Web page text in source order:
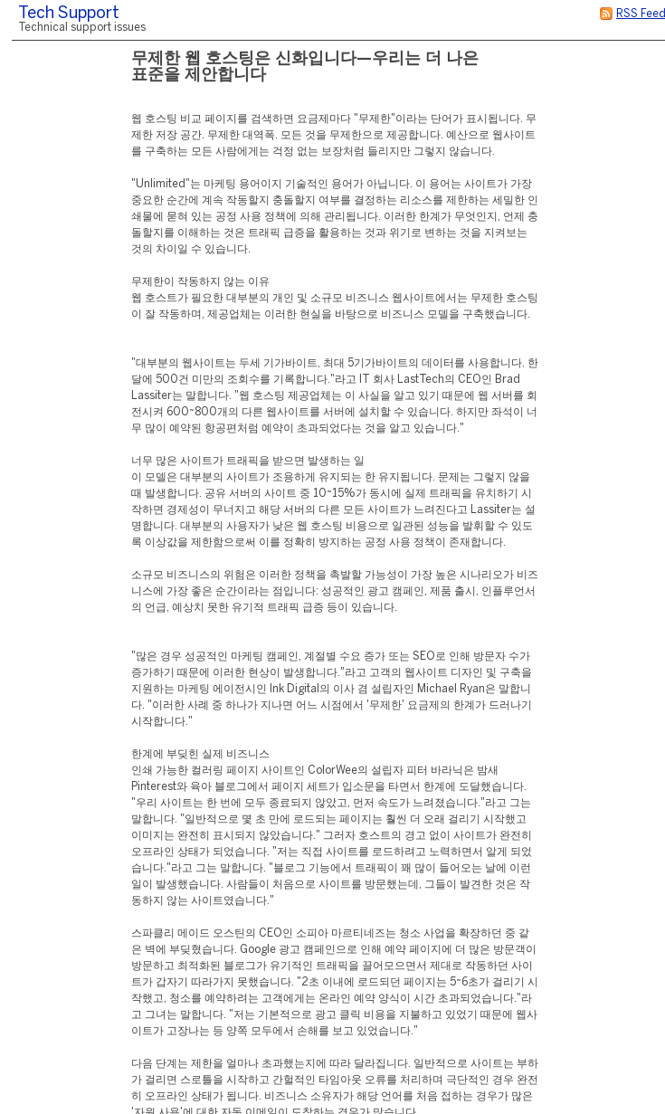
RSS Feed
Tech Support
Technical support issues
무제한 웹 호스팅은 신화입니다—우리는 더 나은
표준을 제안합니다
웹 호스팅 비교 페이지를 검색하면 요금제마다 "무제한"이라는 단어가 표시됩니다. 무
제한 저장 공간. 무제한 대역폭. 모든 것을 무제한으로 제공합니다. 예산으로 웹사이트
를 구축하는 모든 사람에게는 걱정 없는 보장처럼 들리지만 그렇지 않습니다.
"Unlimited"는 마케팅 용어이지 기술적인 용어가 아닙니다. 이 용어는 사이트가 가장
중요한 순간에 계속 작동할지 충돌할지 여부를 결정하는 리소스를 제한하는 세밀한 인
쇄물에 묻혀 있는 공정 사용 정책에 의해 관리됩니다. 이러한 한계가 무엇인지, 언제 충
돌할지를 이해하는 것은 트래픽 급증을 활용하는 것과 위기로 변하는 것을 지켜보는
것의 차이일 수 있습니다.
무제한이 작동하지 않는 이유
웹 호스트가 필요한 대부분의 개인 및 소규모 비즈니스 웹사이트에서는 무제한 호스팅
이 잘 작동하며, 제공업체는 이러한 현실을 바탕으로 비즈니스 모델을 구축했습니다.
"대부분의 웹사이트는 두세 기가바이트, 최대 5기가바이트의 데이터를 사용합니다. 한
달에 500건 미만의 조회수를 기록합니다."라고 IT 회사 LastTech의 CEO인 Brad
Lassiter는 말합니다. "웹 호스팅 제공업체는 이 사실을 알고 있기 때문에 웹 서버를 회
전시켜 600~800개의 다른 웹사이트를 서버에 설치할 수 있습니다. 하지만 좌석이 너
무 많이 예약된 항공편처럼 예약이 초과되었다는 것을 알고 있습니다."
너무 많은 사이트가 트래픽을 받으면 발생하는 일
이 모델은 대부분의 사이트가 조용하게 유지되는 한 유지됩니다. 문제는 그렇지 않을
때 발생합니다. 공유 서버의 사이트 중 10~15%가 동시에 실제 트래픽을 유치하기 시
작하면 경제성이 무너지고 해당 서버의 다른 모든 사이트가 느려진다고 Lassiter는 설
명합니다. 대부분의 사용자가 낮은 웹 호스팅 비용으로 일관된 성능을 발휘할 수 있도
록 이상값을 제한함으로써 이를 정확히 방지하는 공정 사용 정책이 존재합니다.
소규모 비즈니스의 위험은 이러한 정책을 촉발할 가능성이 가장 높은 시나리오가 비즈
니스에 가장 좋은 순간이라는 점입니다: 성공적인 광고 캠페인, 제품 출시, 인플루언서
의 언급, 예상치 못한 유기적 트래픽 급증 등이 있습니다.
"많은 경우 성공적인 마케팅 캠페인, 계절별 수요 증가 또는 SEO로 인해 방문자 수가
증가하기 때문에 이러한 현상이 발생합니다."라고 고객의 웹사이트 디자인 및 구축을
지원하는 마케팅 에이전시인 Ink Digital의 이사 겸 설립자인 Michael Ryan은 말합니
다. "이러한 사례 중 하나가 지나면 어느 시점에서 '무제한' 요금제의 한계가 드러나기
시작합니다."
한계에 부딪힌 실제 비즈니스
인쇄 가능한 컬러링 페이지 사이트인 ColorWee의 설립자 피터 바라닉은 밤새
Pinterest와 육아 블로그에서 페이지 세트가 입소문을 타면서 한계에 도달했습니다.
"우리 사이트는 한 번에 모두 종료되지 않았고, 먼저 속도가 느려졌습니다."라고 그는
말합니다. "일반적으로 몇 초 만에 로드되는 페이지는 훨씬 더 오래 걸리기 시작했고
이미지는 완전히 표시되지 않았습니다." 그러자 호스트의 경고 없이 사이트가 완전히
오프라인 상태가 되었습니다. "저는 직접 사이트를 로드하려고 노력하면서 알게 되었
습니다."라고 그는 말합니다. "블로그 기능에서 트래픽이 꽤 많이 들어오는 날에 이런
일이 발생했습니다. 사람들이 처음으로 사이트를 방문했는데, 그들이 발견한 것은 작
동하지 않는 사이트였습니다."
스파클리 메이드 오스틴의 CEO인 소피아 마르티네즈는 청소 사업을 확장하던 중 같
은 벽에 부딪혔습니다. Google 광고 캠페인으로 인해 예약 페이지에 더 많은 방문객이
방문하고 최적화된 블로그가 유기적인 트래픽을 끌어모으면서 제대로 작동하던 사이
트가 갑자기 따라가지 못했습니다. "2초 이내에 로드되던 페이지는 5~6초가 걸리기 시
작했고, 청소를 예약하려는 고객에게는 온라인 예약 양식이 시간 초과되었습니다."라
고 그녀는 말합니다. "저는 기본적으로 광고 클릭 비용을 지불하고 있었기 때문에 웹사
이트가 고장나는 등 양쪽 모두에서 손해를 보고 있었습니다."
다음 단계는 제한을 얼마나 초과했는지에 따라 달라집니다. 일반적으로 사이트는 부하
가 걸리면 스로틀을 시작하고 간헐적인 타임아웃 오류를 처리하며 극단적인 경우 완전
히 오프라인 상태가 됩니다. 비즈니스 소유자가 해당 언어를 처음 접하는 경우가 많은